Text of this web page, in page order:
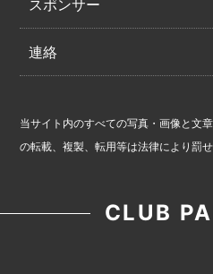
スポンサー
連絡
当サイト内のすべての写真・画像と文
の転載、複製、転用等は法律により罰せ
CLUB